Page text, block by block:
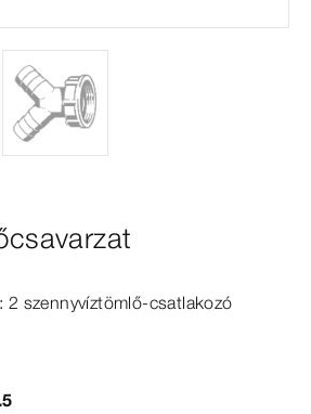
2 szennyvíztömlő-csatlakozó